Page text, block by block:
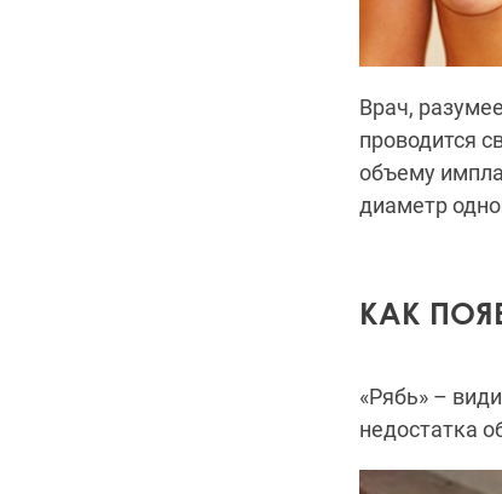
Врач,
проводится
объему
диаметр
КАК
«Рябь» –
недостатка